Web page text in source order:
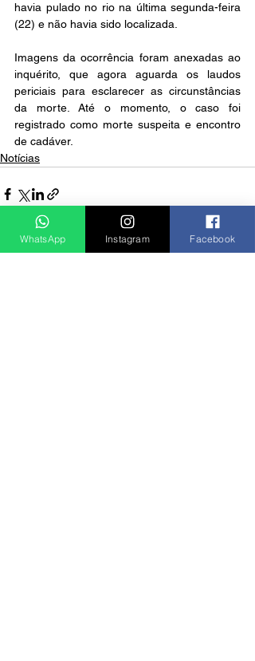
havia pulado no rio na última segunda-feira
(22) e não havia sido localizada.
Imagens da ocorrência foram anexadas ao
inquérito, que agora aguarda os laudos
periciais para esclarecer as circunstâncias
da morte. Até o momento, o caso foi
registrado como morte suspeita e encontro
de cadáver.
Notícias
Posts recentes Ver tudo
WhatsApp Instagram Facebook